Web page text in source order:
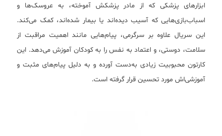
ابزارهای پزشکی که از مادر پزشکش آموخته، به عروسک‌ها و
اسباب‌بازی‌هایی که آسیب دیده‌اند یا بیمار شده‌اند، کمک می‌کند.
این سریال علاوه بر سرگرمی، پیام‌هایی مانند اهمیت مراقبت از
سلامت، دوستی، و اعتماد به نفس را به کودکان آموزش می‌دهد. این
کارتون محبوبیت زیادی به‌دست آورده و به دلیل پیام‌های مثبت و
آموزشی‌اش مورد تحسین قرار گرفته است.